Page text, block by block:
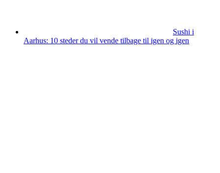
Sushi i
Aarhus: 10 steder du vil vende tilbage til igen og igen